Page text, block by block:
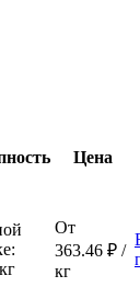
Цена
От
363.46 ₽ /
кг